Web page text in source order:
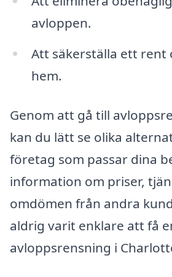
avloppen.
Att säkerställa ett rent
hem.
Genom att gå till
kan du lätt se olika
företag som passar dina
information om priser,
omdömen från andra
aldrig varit enklare att få
avloppsrensning i